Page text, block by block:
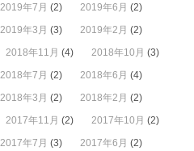
2019年7月 (2) 2019年6月 (2)
2019年3月 (3) 2019年2月 (2)
2018年11月 (4) 2018年10月 (3)
2018年7月 (2) 2018年6月 (4)
2018年3月 (2) 2018年2月 (2)
2017年11月 (2) 2017年10月 (2)
2017年7月 (3) 2017年6月 (2)